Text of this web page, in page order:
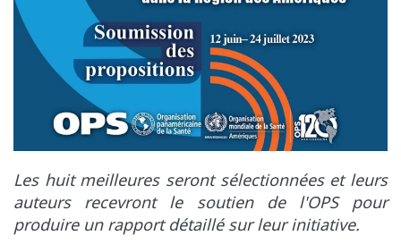
Les huit meilleures seront sélectionnées et leurs
auteurs recevront le soutien de l'OPS pour
produire un rapport détaillé sur leur initiative.